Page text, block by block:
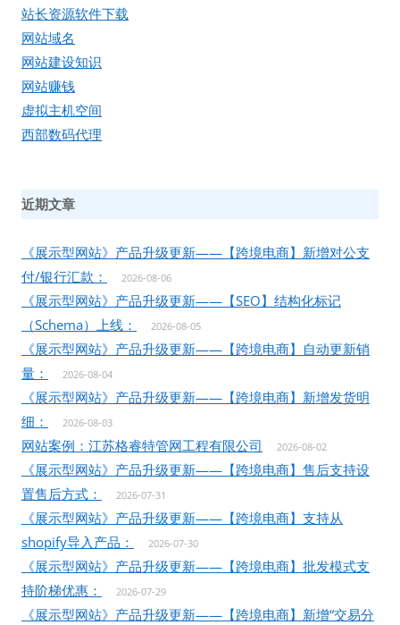
站长资源软件下载
网站域名
网站建设知识
网站赚钱
虚拟主机空间
西部数码代理
近期文章
《展示型网站》产品升级更新——【跨境电商】新增对公支
付/银行汇款：
2026-08-06
《展示型网站》产品升级更新——【SEO】结构化标记
（Schema）上线：
2026-08-05
《展示型网站》产品升级更新——【跨境电商】自动更新销
量：
2026-08-04
《展示型网站》产品升级更新——【跨境电商】新增发货明
细：
2026-08-03
网站案例：江苏格睿特管网工程有限公司 2026-08-02
《展示型网站》产品升级更新——【跨境电商】售后支持设
置售后方式：
2026-07-31
《展示型网站》产品升级更新——【跨境电商】支持从
shopify导入产品：
2026-07-30
《展示型网站》产品升级更新——【跨境电商】批发模式支
持阶梯优惠：
2026-07-29
《展示型网站》产品升级更新——【跨境电商】新增“交易分